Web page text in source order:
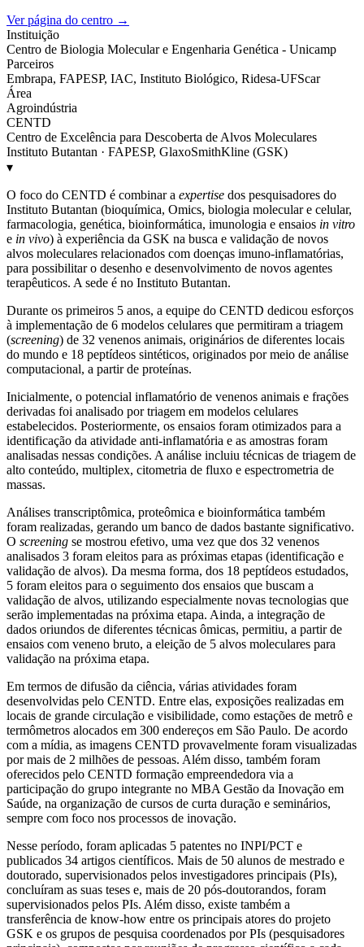
Ver página do centro →
Instituição
Centro de Biologia Molecular e Engenharia Genética - Unicamp
Parceiros
Embrapa, FAPESP, IAC, Instituto Biológico, Ridesa-UFScar
Área
Agroindústria
CENTD
Centro de Excelência para Descoberta de Alvos Moleculares
Instituto Butantan · FAPESP, GlaxoSmithKline (GSK)
▾
O foco do CENTD é combinar a expertise dos pesquisadores do
Instituto Butantan (bioquímica, Omics, biologia molecular e celular,
farmacologia, genética, bioinformática, imunologia e ensaios in vitro
e in vivo) à experiência da GSK na busca e validação de novos
alvos moleculares relacionados com doenças imuno-inflamatórias,
para possibilitar o desenho e desenvolvimento de novos agentes
terapêuticos. A sede é no Instituto Butantan.
Durante os primeiros 5 anos, a equipe do CENTD dedicou esforços
à implementação de 6 modelos celulares que permitiram a triagem
(screening) de 32 venenos animais, originários de diferentes locais
do mundo e 18 peptídeos sintéticos, originados por meio de análise
computacional, a partir de proteínas.
Inicialmente, o potencial inflamatório de venenos animais e frações
derivadas foi analisado por triagem em modelos celulares
estabelecidos. Posteriormente, os ensaios foram otimizados para a
identificação da atividade anti-inflamatória e as amostras foram
analisadas nessas condições. A análise incluiu técnicas de triagem de
alto conteúdo, multiplex, citometria de fluxo e espectrometria de
massas.
Análises transcriptômica, proteômica e bioinformática também
foram realizadas, gerando um banco de dados bastante significativo.
O screening se mostrou efetivo, uma vez que dos 32 venenos
analisados 3 foram eleitos para as próximas etapas (identificação e
validação de alvos). Da mesma forma, dos 18 peptídeos estudados,
5 foram eleitos para o seguimento dos ensaios que buscam a
validação de alvos, utilizando especialmente novas tecnologias que
serão implementadas na próxima etapa. Ainda, a integração de
dados oriundos de diferentes técnicas ômicas, permitiu, a partir de
ensaios com veneno bruto, a eleição de 5 alvos moleculares para
validação na próxima etapa.
Em termos de difusão da ciência, várias atividades foram
desenvolvidas pelo CENTD. Entre elas, exposições realizadas em
locais de grande circulação e visibilidade, como estações de metrô e
termômetros alocados em 300 endereços em São Paulo. De acordo
com a mídia, as imagens CENTD provavelmente foram visualizadas
por mais de 2 milhões de pessoas. Além disso, também foram
oferecidos pelo CENTD formação empreendedora via a
participação do grupo integrante no MBA Gestão da Inovação em
Saúde, na organização de cursos de curta duração e seminários,
sempre com foco nos processos de inovação.
Nesse período, foram aplicadas 5 patentes no INPI/PCT e
publicados 34 artigos científicos. Mais de 50 alunos de mestrado e
doutorado, supervisionados pelos investigadores principais (PIs),
concluíram as suas teses e, mais de 20 pós-doutorandos, foram
supervisionados pelos PIs. Além disso, existe também a
transferência de know-how entre os principais atores do projeto
GSK e os grupos de pesquisa coordenados por PIs (pesquisadores